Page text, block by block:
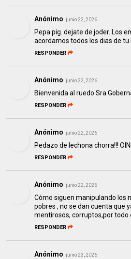
Anónimo junio 22, 2026
Pepa pig. dejate de joder. Los
acordamos todos los dias de tu
RESPONDER
Anónimo junio 22, 2026
Bienvenida al ruedo Sra
RESPONDER
Anónimo junio 22, 2026
Pedazo de lechona chorra!!!
RESPONDER
Anónimo junio 22, 2026
Cómo siguen manipulando los
pobres , no se dan cuenta que
mentirosos, corruptos,por todo
RESPONDER
Anónimo junio 23, 2026